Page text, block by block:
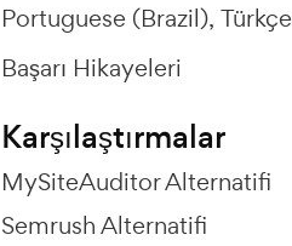
Portuguese (Brazil) Türkçe
Başarı Hikayeleri
Karşılaştırmalar
MySiteAuditor Alternatifi
Semrush Alternatifi